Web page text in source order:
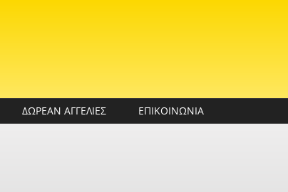
ΔΩΡΕΑΝ ΑΓΓΕΛΙΕΣ ΕΠΙΚΟΙΝΩΝΙΑ